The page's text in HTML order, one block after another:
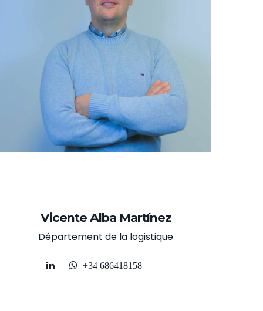
Vicente Alba Martínez
Département de la logistique
+34 686418158